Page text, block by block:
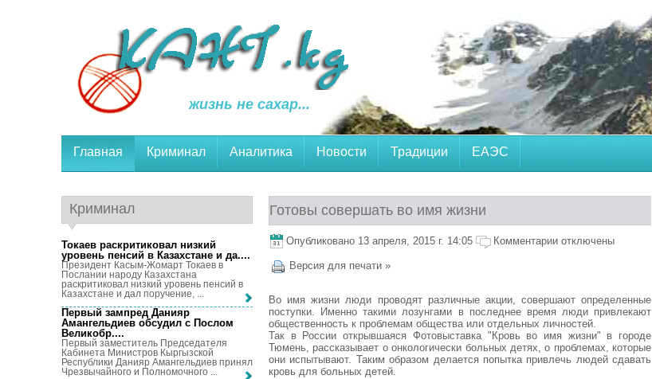
жизнь не сахар...
Главная Криминал Аналитика Новости Традиции ЕАЭС
Готовы совершать во имя жизни
Опубликовано 13 апреля, 2015 г. 14:05 Комментарии отключены
Версия для печати »
Во имя жизни люди проводят различные акции, совершают определенные
поступки. Именно такими лозунгами в последнее время люди привлекают
общественность к проблемам общества или отдельных личностей.
Так в России открывшаяся Фотовыставка "Кровь во имя жизни" в городе
Тюмень, рассказывает о онкологически больных детях, о проблемах, которые
они испытывают. Таким образом делается попытка привлечь людей сдавать
кровь для больных детей.
Криминал
Токаев раскритиковал низкий
уровень пенсий в Казахстане и да....
Президент Касым-Жомарт Токаев в
Послании народу Казахстана
раскритиковал низкий уровень пенсий в
Казахстане и дал поручение, ...
Первый зампред Данияр
Амангельдиев обсудил с Послом
Великобр....
Первый заместитель Председателя
Кабинета Министров Кыргызской
Республики Данияр Амангельдиев принял
Чрезвычайного и Полномочного ...